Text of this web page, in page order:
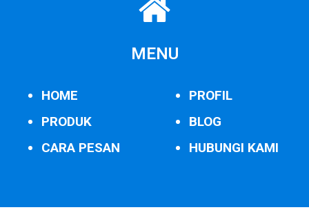
MENU
HOME
PRODUK
CARA PESAN
PROFIL
BLOG
HUBUNGI KAMI